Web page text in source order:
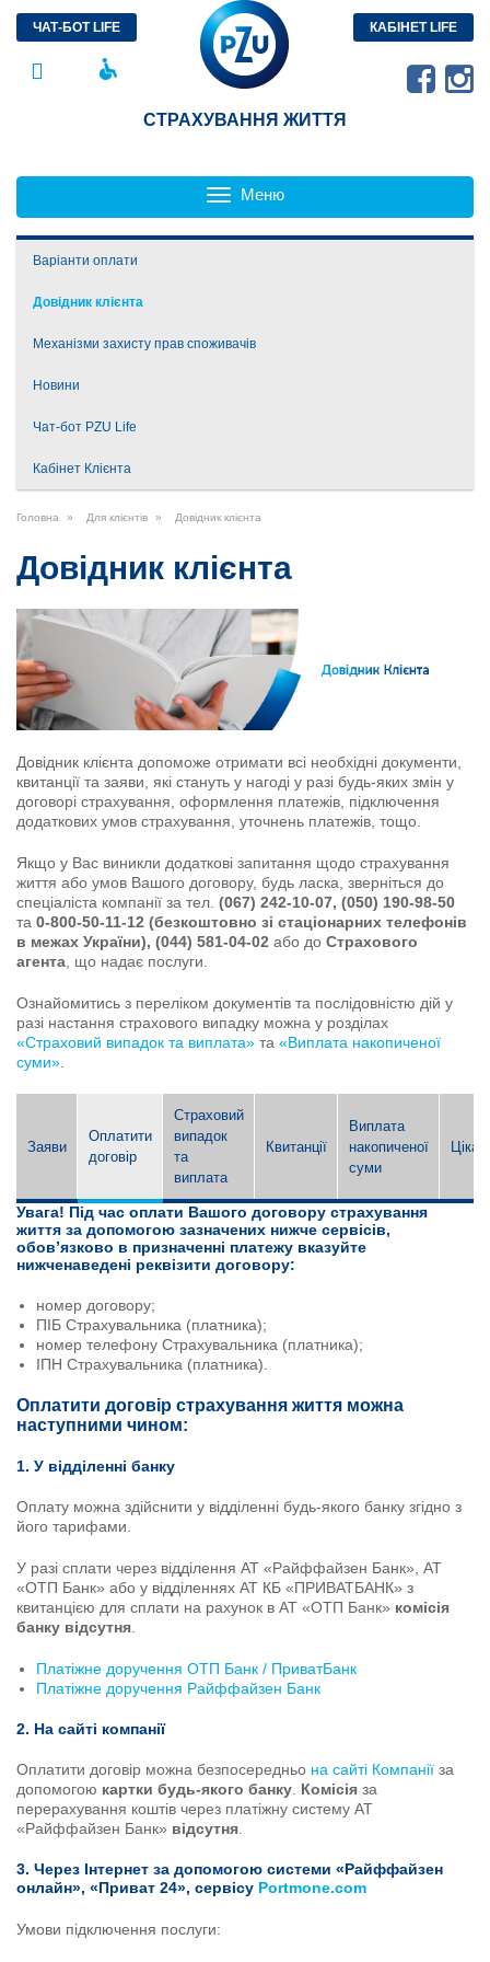
СТРАХУВАННЯ ЖИТТЯ
ЧАТ-БОТ LIFE КАБІНЕТ LIFE
Toggle
navigation
Меню
Варіанти оплати
Довідник клієнта
Механізми захисту прав споживачів
Порядок розгляду звернень споживачів фінансових послуг
Новини
Чат-бот PZU Life
Кабінет Клієнта
Головна Для клієнтів Довідник клієнта
Довідник клієнта
Довідник клієнта допоможе отримати всі необхідні документи,
квитанції та заяви, які стануть у нагоді у разі будь-яких змін у
договорі страхування, оформлення платежів, підключення
додаткових умов страхування, уточнень платежів, тощо.
Якщо у Вас виникли додаткові запитання щодо страхування
життя або умов Вашого договору, будь ласка, зверніться до
спеціаліста компанії за тел. (067) 242-10-07, (050) 190-98-50
та 0-800-50-11-12 (безкоштовно зі стаціонарних телефонів
в межах України), (044) 581-04-02 або до Страхового
агента , що надає послуги.
Ознайомитись з переліком документів та послідовністю дій у
разі настання страхового випадку можна у розділах
«Страховий випадок та виплата» та «Виплата накопиченої
суми»
Заяви
Оплатити
договір
Страховий
випадок
та
виплата
Квитанції
Виплата
накопиченої
суми
Увага! Під час оплати Вашого договору страхування
життя за допомогою зазначених нижче сервісів,
обов’язково в призначенні платежу вказуйте
нижченаведені реквізити договору:
номер договору;
ПІБ Страхувальника (платника);
номер телефону Страхувальника (платника);
ІПН Страхувальника (платника).
Оплатити договір страхування життя можна
наступними чином:
1. У відділенні банку
Оплату можна здійснити у відділенні будь-якого банку згідно з
його тарифами.
У разі сплати через відділення АТ «Райффайзен Банк», АТ
«OTП Банк» або у відділеннях АТ КБ «ПРИВАТБАНК» з
квитанцією для сплати на рахунок в АТ «OTП Банк» комісія
банку відсутня
Платіжне доручення ОТП Банк / ПриватБанк
Платіжне доручення Райффайзен Банк
2. На сайті компанії
Оплатити договір можна безпосередньо на сайті Компанії за
допомогою картки будь-якого банку Комісія за
перерахування коштів через платіжну систему АТ
«Райффайзен Банк» відсутня
3. Через Інтернет за допомогою системи «Райффайзен
онлайн», «Приват 24», сервісу Portmone.com
Умови підключення послуги: